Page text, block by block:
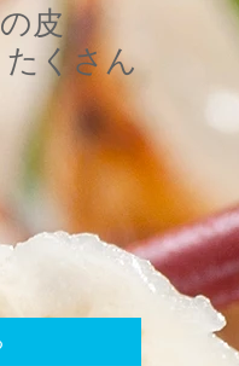
皮
くさん